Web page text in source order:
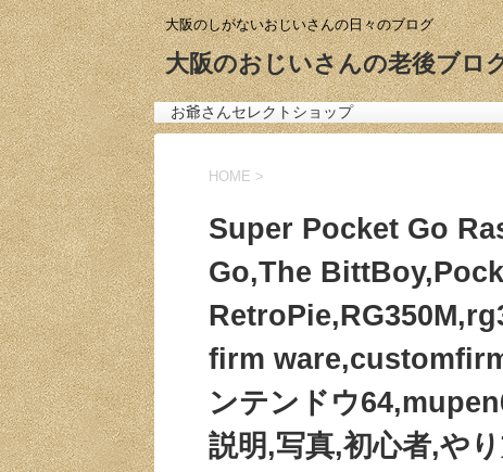
大阪のしがないおじいさんの日々のブログ
大阪のおじいさんの老後ブロ
お爺さんセレクトショップ
HOME >
Super Pocket Go
Go,The
firm
ンテンドウ
説明,写真,初心者,や